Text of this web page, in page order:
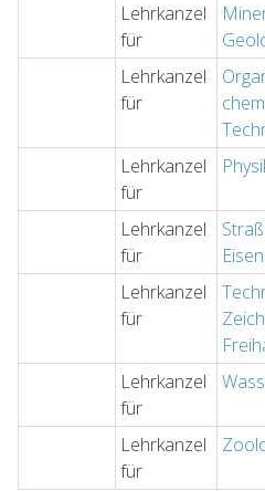
Lehrkanzel
für
Lehrkanzel
für
Lehrkanzel
für
Lehrkanzel
für
Lehrkanzel
für
Lehrkanzel
für
Lehrkanzel
für